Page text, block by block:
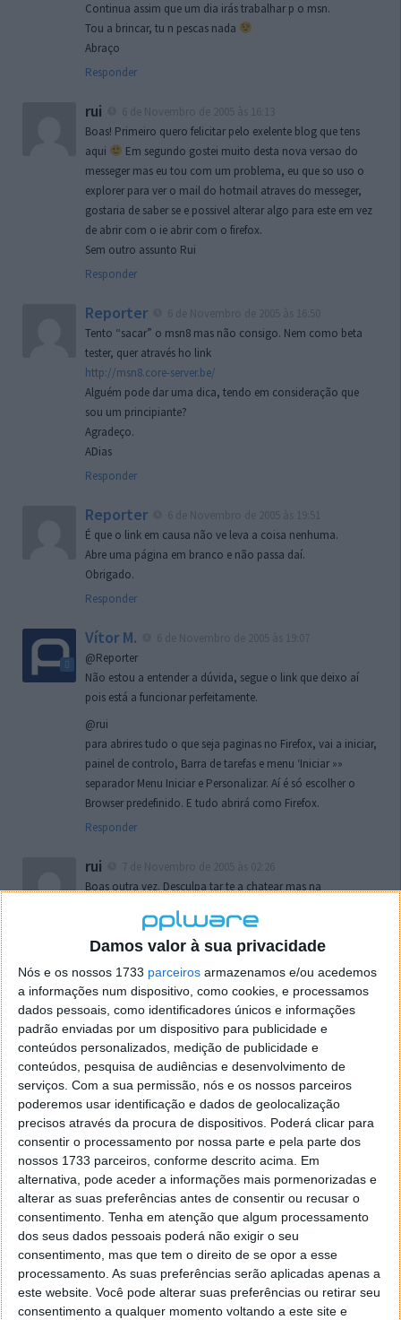
Damos valor à sua privacidade
Nós e os nossos 1733 parceiros armazenamos e/ou acedemos
a informações num dispositivo, como cookies, e processamos
dados pessoais, como identificadores únicos e informações
padrão enviadas por um dispositivo para publicidade e
conteúdos personalizados, medição de publicidade e
conteúdos, pesquisa de audiências e desenvolvimento de
serviços. Com a sua permissão, nós e os nossos parceiros
poderemos usar identificação e dados de geolocalização
precisos através da procura de dispositivos. Poderá clicar para
consentir o processamento por nossa parte e pela parte dos
nossos 1733 parceiros, conforme descrito acima. Em
alternativa, pode aceder a informações mais pormenorizadas e
alterar as suas preferências antes de consentir ou recusar o
consentimento. Tenha em atenção que algum processamento
dos seus dados pessoais poderá não exigir o seu
consentimento, mas que tem o direito de se opor a esse
processamento. As suas preferências serão aplicadas apenas a
este website. Você pode alterar suas preferências ou retirar seu
consentimento a qualquer momento voltando a este site e
Continua assim que um dia irás trabalhar p o msn.
Tou a brincar, tu n pescas nada
Abraço
Responder
rui
Boas! Primeiro quero felicitar pelo exelente blog que tens
aqui
Em segundo gostei muito desta nova versao do
messeger mas eu tou com um problema, eu que so uso o
explorer para ver o mail do hotmail atraves do messeger,
gostaria de saber se e possivel alterar algo para este em vez
de abrir com o ie abrir com o firefox.
Sem outro assunto Rui
Responder
Reporter
Tento “sacar” o msn8 mas não consigo. Nem como beta
tester, quer através ho link
http://msn8.core-server.be/
Alguém pode dar uma dica, tendo em consideração que
sou um principiante?
Agradeço.
ADias
Responder
Reporter
É que o link em causa não ve leva a coisa nenhuma.
Abre uma página em branco e não passa daí.
Obrigado.
Responder
Vítor M.
@Reporter
Não estou a entender a dúvida, segue o link que deixo aí
pois está a funcionar perfeitamente.
@rui
para abrires tudo o que seja paginas no Firefox, vai a iniciar,
painel de controlo, Barra de tarefas e menu ‘Iniciar »»
separador Menu Iniciar e Personalizar. Aí é só escolher o
Browser predefinido. E tudo abrirá como Firefox.
Responder
rui
Boas outra vez. Desculpa tar te a chatear mas na
o firefox como browser predefenido
de control tudo e nada. Tou a comecar a desesperar, ate ja
tentei apagar o explorer na tentativa de forçar o uso do
firefox mas em vao. Kaso te lembres de outra dica fico
agradecido, caso contrario obrigado a mesma
Responder
Vítor M.
7 de Novembro de 2005 às 01:39
@Reporter
Desculpa mas o link funciona. Seja como for segue por mail
o MSn Messenger 8.
Responder
Vítor M.
7 de Novembro de 2005 às 11:21
@Rui
Tens de encontrar o que te falei. Faz da seguinte maneira,
janela iniciar e no topo dessa janela com o botão direito do
rato faz propriedades. Depois no separador Menu ‘Iniciar’
clica no botão ‘Personalizar’ aí encontrarás no separador
geral a opção para escolheres o Browser com que queres